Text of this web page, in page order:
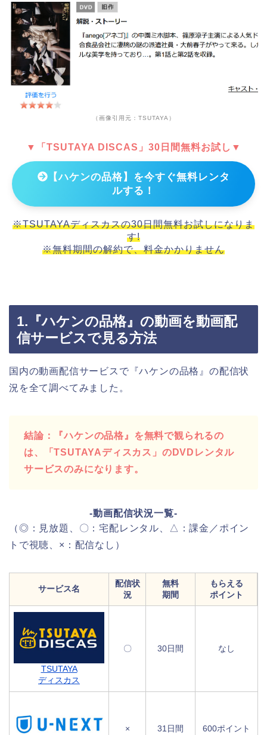
（画像引用元：TSUTAYA）
▼「TSUTAYA DISCAS」30日間無料お試し▼
【ハケンの品格】を今すぐ無料レンタ
ルする！
※TSUTAYAディスカスの30日間無料お試しになりま
す!
※無料期間の解約で、料金かかりません
1.『ハケンの品格』の動画を動画配
信サービスで見る方法
国内の動画配信サービスで『ハケンの品格』の配信状
況を全て調べてみました。
結論：『ハケンの品格』を無料で観られるの
は、「TSUTAYAディスカス」のDVDレンタル
サービスのみになります。
-動画配信状況一覧-
（◎：見放題、〇：宅配レンタル、△：課金／ポイン
トで視聴、×：配信なし）
サービス名
配信状
況
無料
期間
もらえる
ポイント
TSUTAYA
ディスカス
〇 30日間 なし
× 31日間 600ポイント